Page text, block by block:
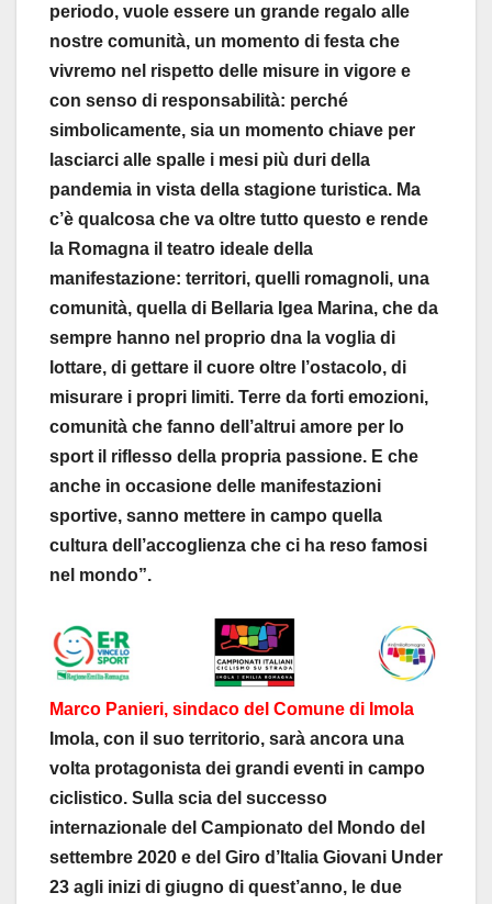
periodo, vuole essere un grande regalo alle
nostre comunità, un momento di festa che
vivremo nel rispetto delle misure in vigore e
con senso di responsabilità: perché
simbolicamente, sia un momento chiave per
lasciarci alle spalle i mesi più duri della
pandemia in vista della stagione turistica. Ma
c’è qualcosa che va oltre tutto questo e rende
la Romagna il teatro ideale della
manifestazione: territori, quelli romagnoli, una
comunità, quella di Bellaria Igea Marina, che da
sempre hanno nel proprio dna la voglia di
lottare, di gettare il cuore oltre l’ostacolo, di
misurare i propri limiti. Terre da forti emozioni,
comunità che fanno dell’altrui amore per lo
sport il riflesso della propria passione. E che
anche in occasione delle manifestazioni
sportive, sanno mettere in campo quella
cultura dell’accoglienza che ci ha reso famosi
nel mondo”.
Marco Panieri, sindaco del Comune di Imola
Imola, con il suo territorio, sarà ancora una
volta protagonista dei grandi eventi in campo
ciclistico. Sulla scia del successo
internazionale del Campionato del Mondo del
settembre 2020 e del Giro d’Italia Giovani Under
23 agli inizi di giugno di quest’anno, le due